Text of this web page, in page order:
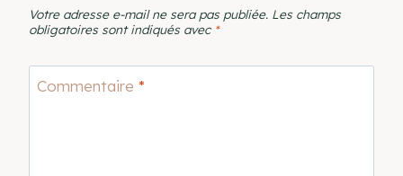
Votre adresse e-mail ne sera pas publiée. Les champs
obligatoires sont indiqués avec *
Commentaire *